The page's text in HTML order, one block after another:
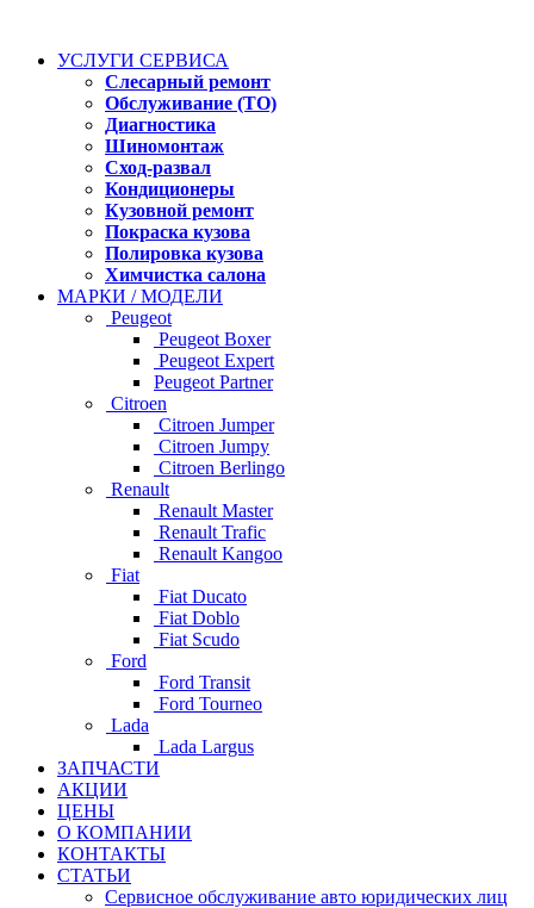
УСЛУГИ СЕРВИСА
Слесарный ремонт
Обслуживание (ТО)
Диагностика
Шиномонтаж
Сход-развал
Кондиционеры
Кузовной ремонт
Покраска кузова
Полировка кузова
Химчистка салона
МАРКИ / МОДЕЛИ
Peugeot
Peugeot Boxer
Peugeot Expert
Peugeot Partner
Citroen
Citroen Jumper
Citroen Jumpy
Citroen Berlingo
Renault
Renault Master
Renault Trafic
Renault Kangoo
Fiat
Fiat Ducato
Fiat Doblo
Fiat Scudo
Ford
Ford Transit
Ford Tourneo
Lada
Lada Largus
ЗАПЧАСТИ
АКЦИИ
ЦЕНЫ
О КОМПАНИИ
КОНТАКТЫ
СТАТЬИ
Сервисное обслуживание авто юридических лиц